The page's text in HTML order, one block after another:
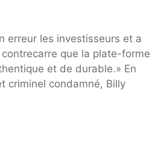
erreur les investisseurs et a
que la plate-forme
et de durable.» En
criminel condamné, Billy